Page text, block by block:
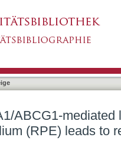
in the mouse
ABCG1-
(RPE) leads to